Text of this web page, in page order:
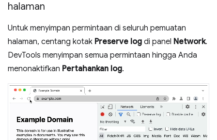
halaman
Untuk menyimpan permintaan di seluruh pemuatan
halaman, centang kotak Preserve log di panel Network.
DevTools menyimpan semua permintaan hingga Anda
menonaktifkan Pertahankan log.